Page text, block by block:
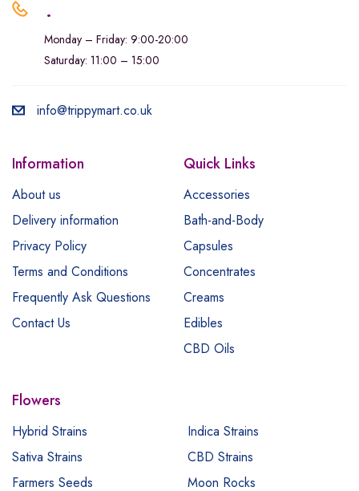
.
Monday – Friday: 9:00-20:00
Saturday: 11:00 – 15:00
info@trippymart.co.uk
Information
About us
Delivery information
Privacy Policy
Terms and Conditions
Frequently Ask Questions
Contact Us
Quick Links
Accessories
Bath-and-Body
Capsules
Concentrates
Creams
Edibles
CBD Oils
Flowers
Hybrid Strains
Indica Strains
Sativa Strains
CBD Strains
Farmers Seeds
Moon Rocks